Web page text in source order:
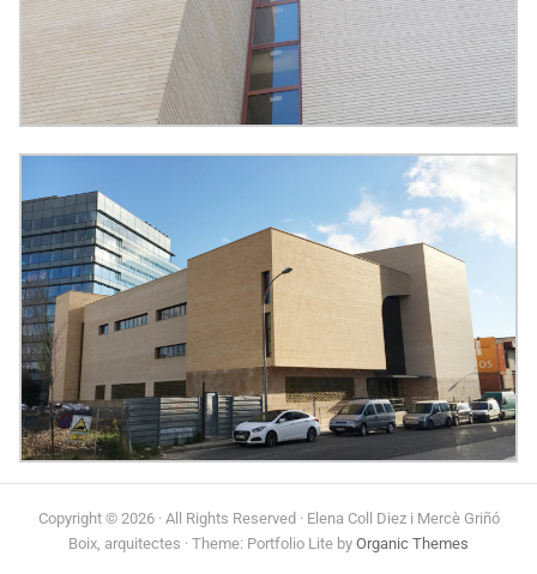
Copyright © 2026 · All Rights Reserved · Elena Coll Diez i Mercè Griñó
Boix, arquitectes · Theme: Portfolio Lite by Organic Themes